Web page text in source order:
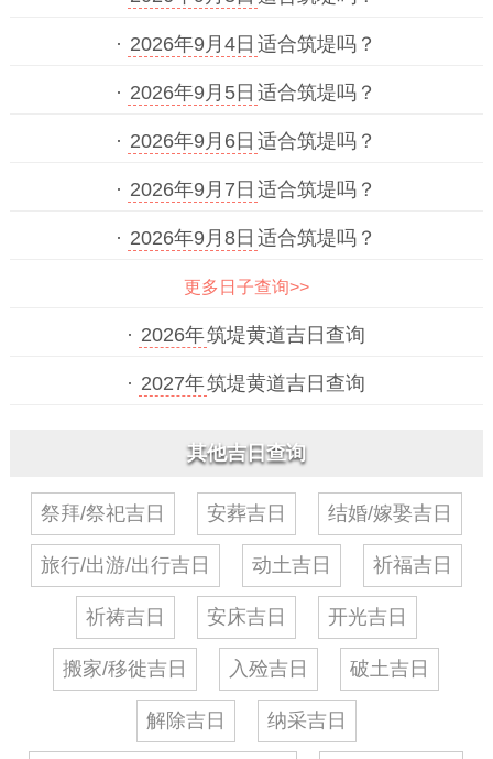
· 2026年9月4日 适合筑堤吗？
· 2026年9月5日 适合筑堤吗？
· 2026年9月6日 适合筑堤吗？
· 2026年9月7日 适合筑堤吗？
· 2026年9月8日 适合筑堤吗？
更多日子查询>>
· 2026年筑堤黄道吉日查询
· 2027年筑堤黄道吉日查询
其他吉日查询
祭拜/祭祀吉日 安葬吉日 结婚/嫁娶吉日
旅行/出游/出行吉日 动土吉日 祈福吉日
祈祷吉日 安床吉日 开光吉日
搬家/移徙吉日 入殓吉日 破土吉日
解除吉日 纳采吉日